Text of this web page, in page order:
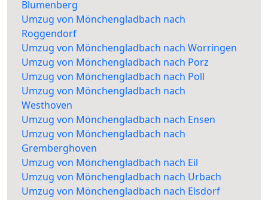
Blumenberg
Umzug von Mönchengladbach nach
Roggendorf
Umzug von Mönchengladbach nach Worringen
Umzug von Mönchengladbach nach Porz
Umzug von Mönchengladbach nach Poll
Umzug von Mönchengladbach nach
Westhoven
Umzug von Mönchengladbach nach Ensen
Umzug von Mönchengladbach nach
Gremberghoven
Umzug von Mönchengladbach nach Eil
Umzug von Mönchengladbach nach Urbach
Umzug von Mönchengladbach nach Elsdorf